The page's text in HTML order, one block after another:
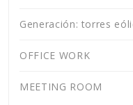
Generación: torres
OFFICE WORK
MEETING ROOM